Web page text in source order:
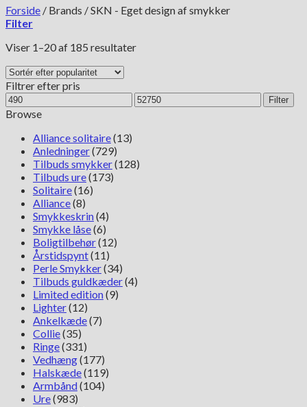
Forside / Brands /SKN - Eget design af smykker
Filter
Viser 1–20 af 185 resultaterSorteret
Filtrer efter pris
Mindste
pris
Højeste
pris
Filter
Browse
Alliance solitaire(13)
Anledninger(729)
Tilbuds smykker(128)
Tilbuds ure(173)
Solitaire(16)
Alliance(8)
Smykkeskrin(4)
Smykke låse(6)
Boligtilbehør(12)
Årstidspynt(11)
Perle Smykker(34)
Tilbuds guldkæder(4)
Limited edition(9)
Lighter(12)
Ankelkæde(7)
Collie(35)
Ringe(331)
Vedhæng(177)
Halskæde(119)
Armbånd(104)
Ure(983)